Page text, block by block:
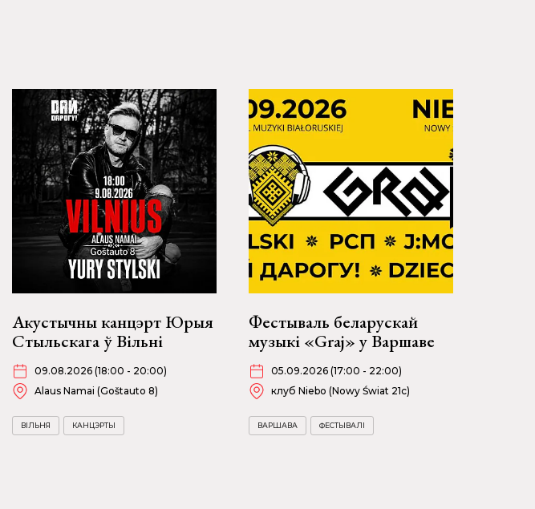
Акустычны канцэрт Юрыя
Стыльскага ў Вільні
09.08.2026 (18:00 - 20:00)
Alaus Namai (Goštauto 8)
ВІЛЬНЯ КАНЦЭРТЫ
Фестываль беларускай
музыкі «Graj» у Варшаве
05.09.2026 (17:00 - 22:00)
клуб Niebo (Nowy Świat 21c)
ВАРШАВА ФЕСТЫВАЛІ